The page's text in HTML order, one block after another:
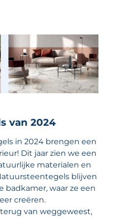
van 2024
in 2024 brengen een
Dit jaar zien we een
materialen en
blijven
badkamer, waar ze een
creëren.
van weggeweest,